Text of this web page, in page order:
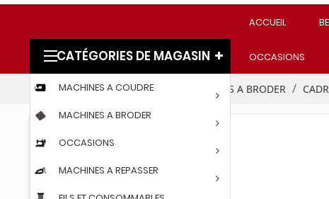
ACCUEIL
OCCASIONS
CATÉGORIES DE MAGASIN
MACHINES A COUDRE
MACHINES A BRODER
OCCASIONS
MACHINES A REPASSER
Accueil PROFESSIONNELS MACHINES A BRODER